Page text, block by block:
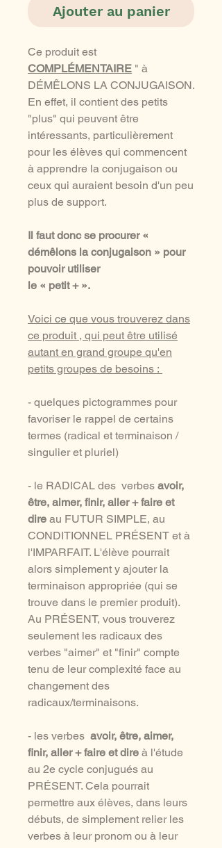
Ajouter au panier
Ce produit est
COMPLÉMENTAIRE " à
DÉMÊLONS LA CONJUGAISON.
En effet, il contient des petits
"plus" qui peuvent être
intéressants, particulièrement
pour les élèves qui commencent
à apprendre la conjugaison ou
ceux qui auraient besoin d'un peu
plus de support.
Il faut donc se procurer «
démêlons la conjugaison » pour
pouvoir utiliser
le « petit + ».
Voici ce que vous trouverez dans
ce produit , qui peut être utilisé
autant en grand groupe qu'en
petits groupes de besoins :
- quelques pictogrammes pour
favoriser le rappel de certains
termes (radical et terminaison /
singulier et pluriel)
- le RADICAL des verbes avoir,
être, aimer, finir, aller + faire et
dire au FUTUR SIMPLE, au
CONDITIONNEL PRÉSENT et à
l'IMPARFAIT. L'élève pourrait
alors simplement y ajouter la
terminaison appropriée (qui se
trouve dans le premier produit).
Au PRÉSENT, vous trouverez
seulement les radicaux des
verbes "aimer" et "finir" compte
tenu de leur complexité face au
changement des
radicaux/terminaisons.
- les verbes avoir, être, aimer,
finir, aller + faire et dire à l'étude
au 2e cycle conjugués au
PRÉSENT. Cela pourrait
permettre aux élèves, dans leurs
débuts, de simplement relier les
verbes à leur pronom ou à leur